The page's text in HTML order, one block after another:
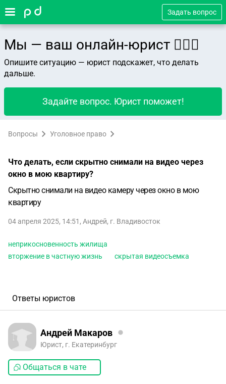
Задать вопрос
Мы — ваш онлайн-юрист 👨🏻‍⚖️
Опишите ситуацию — юрист подскажет, что делать
дальше.
Задайте вопрос. Юрист поможет!
Вопросы Уголовное право
Что делать, если скрытно снимали на видео через
окно в мою квартиру?
Скрытно снимали на видео камеру через окно в мою
квартиру
04 апреля 2025, 14:51 , Андрей, г. Владивосток
неприкосновенность жилища
вторжение в частную жизнь
скрытая видеосъемка
Ответы юристов
Андрей Макаров
Юрист, г. Екатеринбург
Общаться в чате